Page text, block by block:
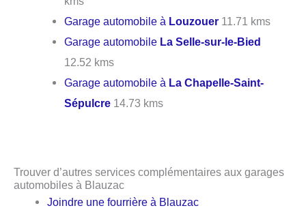
Garage automobile à Louzouer 11.71 kms
Garage automobile La Selle-sur-le-Bied
12.52 kms
Garage automobile à La Chapelle-Saint-
Sépulcre 14.73 kms
Trouver d’autres services complémentaires aux garages
automobiles à Blauzac
Joindre une fourrière à Blauzac